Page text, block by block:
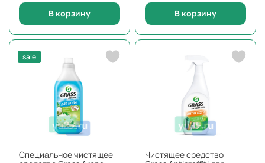
В корзину В корзину
sale
Специальное чистящее
Чистящее средство